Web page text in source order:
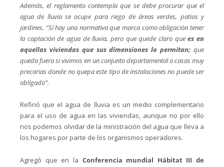
Además, el reglamento contempla que se debe procurar que el
agua de lluvia se ocupe para riego de áreas verdes, patios y
jardines. “Sí hay una normativa que marca como obligación tener
la captación de agua de lluvia, pero que quede claro quees en
aquellas viviendas que sus dimensiones lo permitan; que
queda fuera si vivimos en un conjunto departamental o casas muy
precarias donde no quepa este tipo de instalaciones no puede ser
obligado”.
Refirió que el agua de lluvia es un medio complementario
para el uso de agua en las viviendas, aunque no por ello
nos podemos olvidar de la ministración del agua que lleva a
los hogares por parte de los organismos operadores.
Agregó que en la Conferencia mundial Hábitat III de